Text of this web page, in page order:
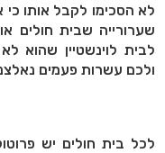
לא הסכימו לקבל אותו כי
שערורייה שבית חולים
לבית לוינשטיין שהוא
ולכם עשרות פעמים
לכל בית חולים יש